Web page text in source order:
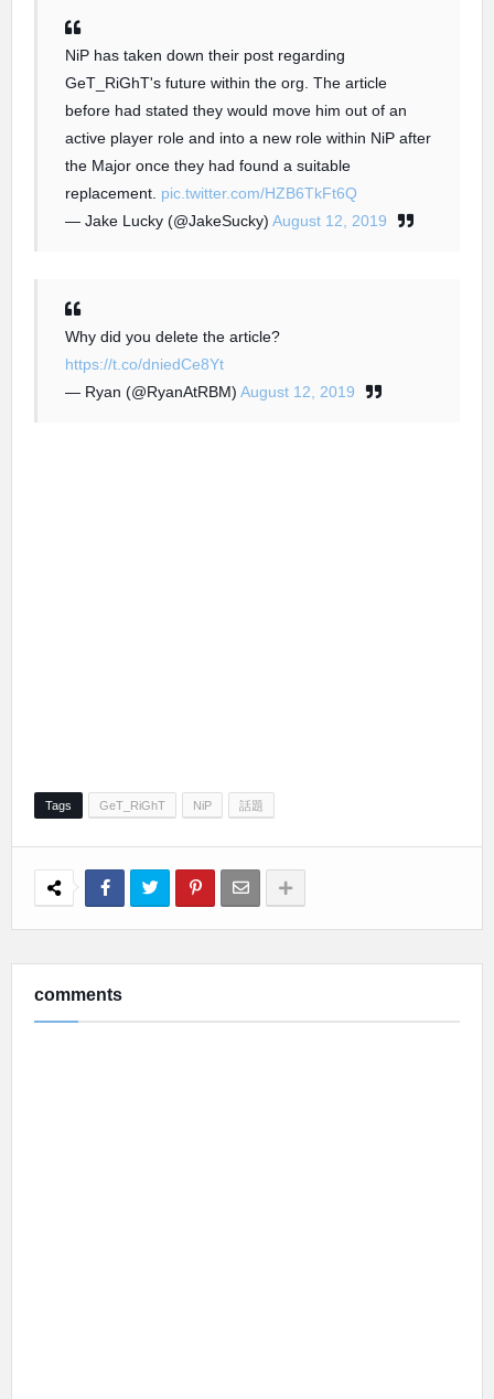
NiP has taken down their post regarding
GeT_RiGhT's future within the org. The article
before had stated they would move him out of an
active player role and into a new role within NiP after
the Major once they had found a suitable
replacement. pic.twitter.com/HZB6TkFt6Q
— Jake Lucky (@JakeSucky) August 12, 2019
Why did you delete the article?
https://t.co/dniedCe8Yt
— Ryan (@RyanAtRBM) August 12, 2019
Tags GeT_RiGhT NiP 話題
comments